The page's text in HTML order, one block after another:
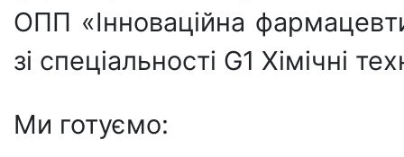
ОПП «Інноваційна
зі спеціальності G1 Хімічні
Ми готуємо: